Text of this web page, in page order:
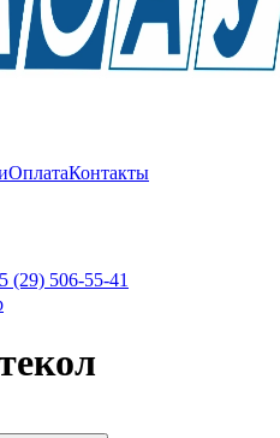
ОплатаКонтакты
(29) 506-55-41